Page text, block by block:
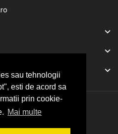
sau tehnologii
esti de acord sa
prin cookie-
Mai multe